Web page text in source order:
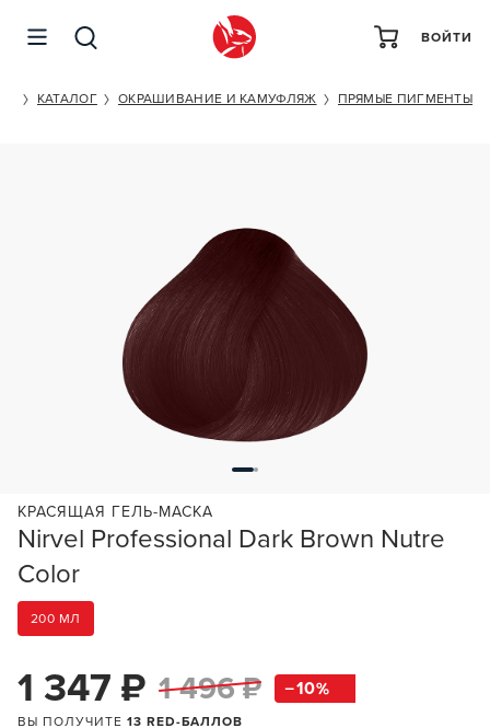
ВОЙТИ
КАТАЛОГ ОКРАШИВАНИЕ И КАМУФЛЯЖ ПРЯМЫЕ ПИГМЕНТЫ
Nirvel Professional Dark Brown Nutre
Color
КРАСЯЩАЯ ГЕЛЬ-МАСКА
200 МЛ
1 347 ₽ 1 496 ₽ 10
ВЫ ПОЛУЧИТЕ 13 RED-БАЛЛОВ
NIRVEL PROFESSIONAL DARK BROWN NUTRE COLOR